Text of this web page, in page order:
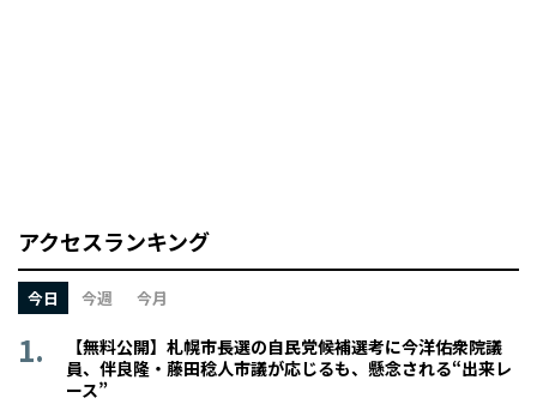
アクセスランキング
今日 今週 今月
【無料公開】札幌市長選の自民党候補選考に今洋佑衆院議
員、伴良隆・藤田稔人市議が応じるも、懸念される“出来レ
ース”